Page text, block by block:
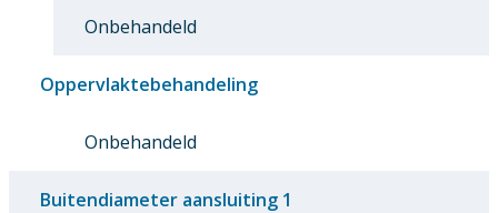
Onbehandeld
Oppervlaktebehandeling
Onbehandeld
Buitendiameter aansluiting 1